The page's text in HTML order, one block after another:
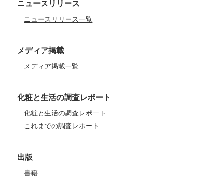
ニュースリリース
ニュースリリース一覧
メディア掲載
メディア掲載一覧
化粧と生活の調査レポート
化粧と生活の調査レポート
これまでの調査レポート
出版
書籍